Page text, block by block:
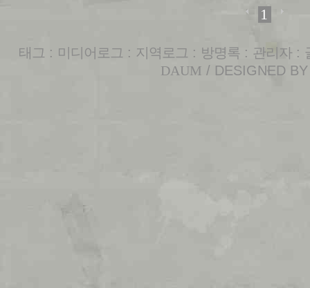
1
태그 : 미디어로그 : 지역로그 : 방명록 : 관리자:
DAUM / DESIGNED